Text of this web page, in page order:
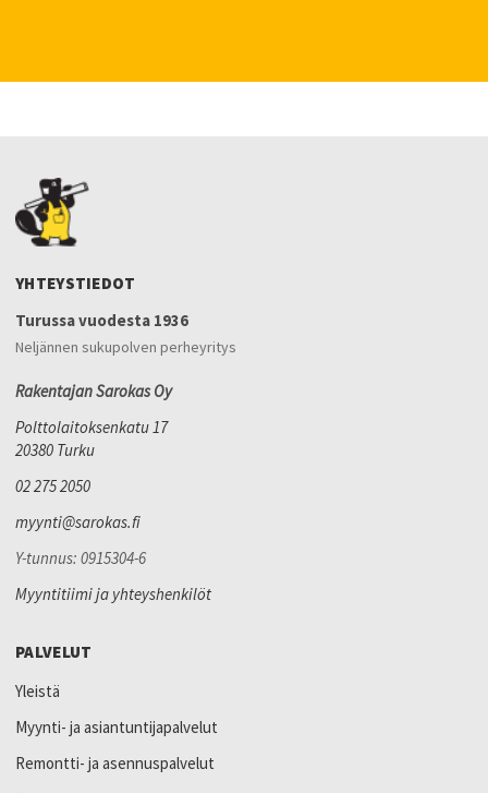
YHTEYSTIEDOT
Turussa vuodesta 1936
Neljännen sukupolven perheyritys
Rakentajan Sarokas Oy
Polttolaitoksenkatu 17
20380 Turku
02 275 2050
myynti@sarokas.fi
Y-tunnus: 0915304-6
Myyntitiimi ja yhteyshenkilöt
PALVELUT
Yleistä
Myynti- ja asiantuntijapalvelut
Remontti- ja asennuspalvelut